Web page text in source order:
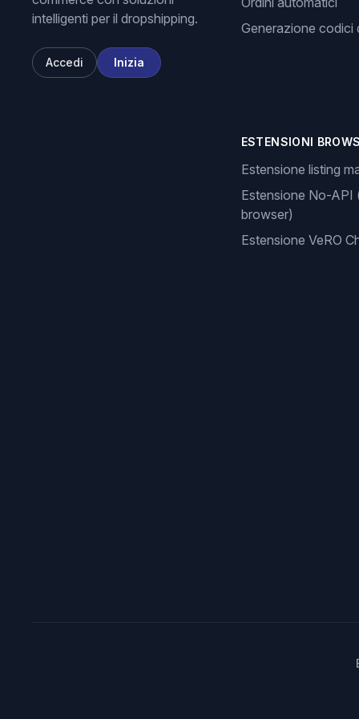
intelligenti per il dropshipping.
Accedi Inizia
Generazione codici
ESTENSIONI
Estensione listing
Estensione No-API
browser)
Estensione VeRO